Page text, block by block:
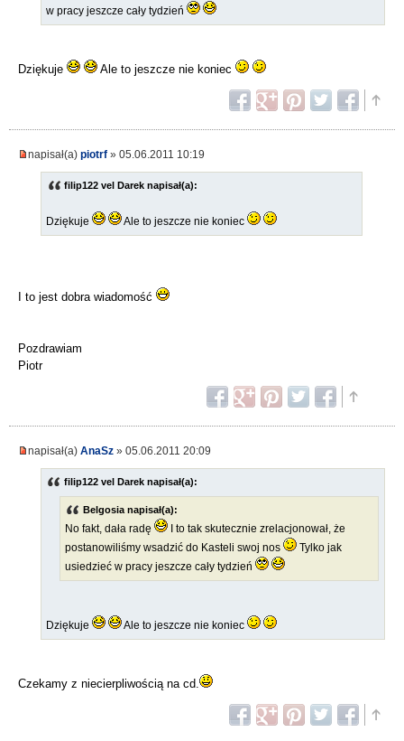
w pracy jeszcze cały tydzień
Dziękuje Ale to jeszcze nie koniec
napisał(a) piotrf » 05.06.2011 10:19
filip122 vel Darek napisał(a):
Dziękuje Ale to jeszcze nie koniec
I to jest dobra wiadomość
Pozdrawiam
Piotr
napisał(a) AnaSz » 05.06.2011 20:09
filip122 vel Darek napisał(a):
Belgosia napisał(a):
No fakt, dała radę
I to tak skutecznie zrelacjonował, że
postanowiliśmy wsadzić do Kasteli swoj nos
Tylko jak
usiedzieć w pracy jeszcze cały tydzień
Dziękuje Ale to jeszcze nie koniec
Czekamy z niecierpliwością na cd.